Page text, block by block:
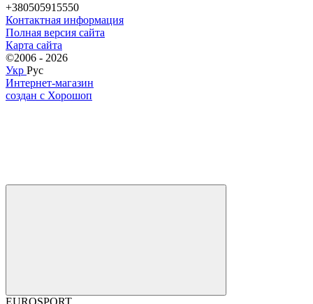
+380505915550
Контактная информация
Полная версия сайта
Карта сайта
©2006 - 2026
Укр Рус
Интернет-магазин
создан с Хорошоп
EUROSPORT